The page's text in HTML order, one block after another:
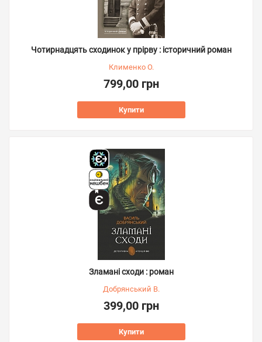
Чотирнадцять сходинок у прірву : історичний роман
Клименко О.
799,00 грн
Купити
Зламані сходи : роман
Добрянський В.
399,00 грн
Купити